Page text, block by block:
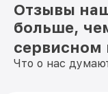
Отзывы
больше,
сервисном
Что о нас